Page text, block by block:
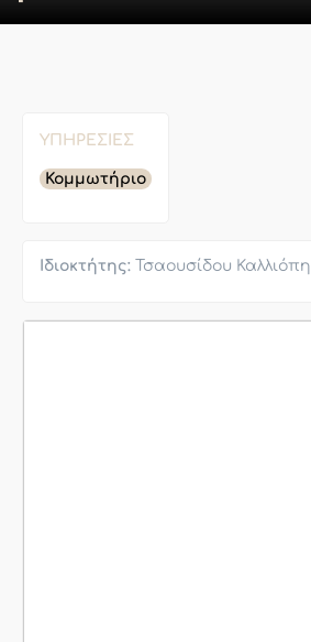
ΥΠΗΡΕΣΊΕΣ
Κομμωτήριο
Ιδιοκτήτης: Τσαουσίδου Καλλιόπη